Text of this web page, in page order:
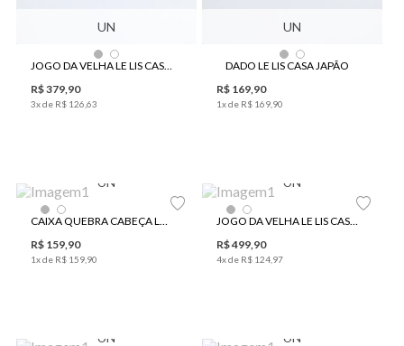
UN
JOGO DA VELHA LE LIS CASA JAPÃO
R$379 90
3x de R$ 126 63
UN
DADO LE LIS CASA JAPÃO
R$ 169 90
1x de R$ 169 90
UN
CAIXA QUEBRA CABEÇA LE LIS CASA 2 EM 1
R$ 159 90
1x de R$ 159 90
UN
JOGO DA VELHA LE LIS CASA ONDAS G
R$499 90
4x de R$ 124 97
UN UN